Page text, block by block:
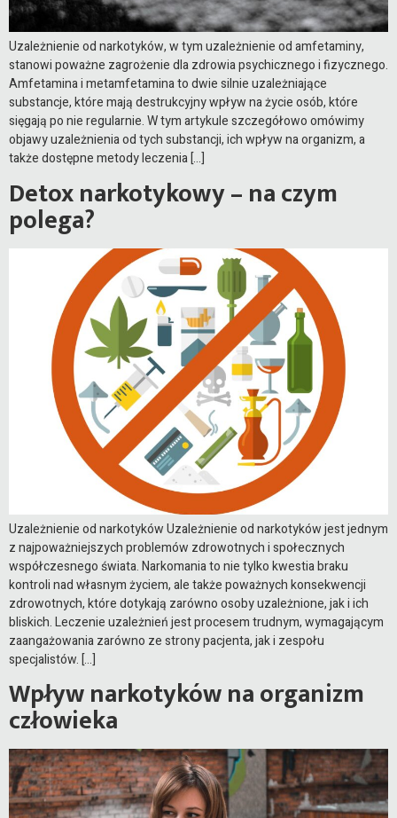
Uzależnienie od narkotyków, w tym uzależnienie od amfetaminy,
stanowi poważne zagrożenie dla zdrowia psychicznego i fizycznego.
Amfetamina i metamfetamina to dwie silnie uzależniające
substancje, które mają destrukcyjny wpływ na życie osób, które
sięgają po nie regularnie. W tym artykule szczegółowo omówimy
objawy uzależnienia od tych substancji, ich wpływ na organizm, a
także dostępne metody leczenia […]
Detox narkotykowy – na czym
polega?
Uzależnienie od narkotyków Uzależnienie od narkotyków jest jednym
z najpoważniejszych problemów zdrowotnych i społecznych
współczesnego świata. Narkomania to nie tylko kwestia braku
kontroli nad własnym życiem, ale także poważnych konsekwencji
zdrowotnych, które dotykają zarówno osoby uzależnione, jak i ich
bliskich. Leczenie uzależnień jest procesem trudnym, wymagającym
zaangażowania zarówno ze strony pacjenta, jak i zespołu
specjalistów. […]
Wpływ narkotyków na organizm
człowieka